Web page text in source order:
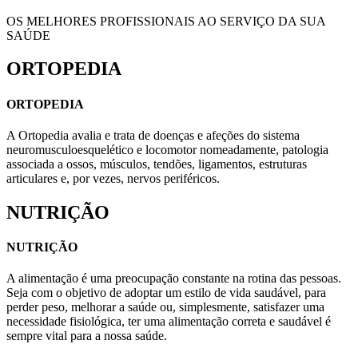
OS MELHORES PROFISSIONAIS AO SERVIÇO DA SUA
SAÚDE
ORTOPEDIA
ORTOPEDIA
A Ortopedia avalia e trata de doenças e afeções do sistema
neuromusculoesquelético e locomotor nomeadamente, patologia
associada a ossos, músculos, tendões, ligamentos, estruturas
articulares e, por vezes, nervos periféricos.
NUTRIÇÃO
NUTRIÇÃO
A alimentação é uma preocupação constante na rotina das pessoas.
Seja com o objetivo de adoptar um estilo de vida saudável, para
perder peso, melhorar a saúde ou, simplesmente, satisfazer uma
necessidade fisiológica, ter uma alimentação correta e saudável é
sempre vital para a nossa saúde.